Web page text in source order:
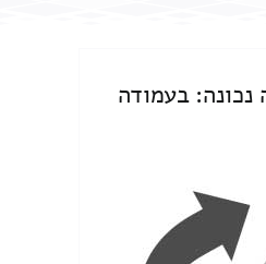
נכונה: בעמודה